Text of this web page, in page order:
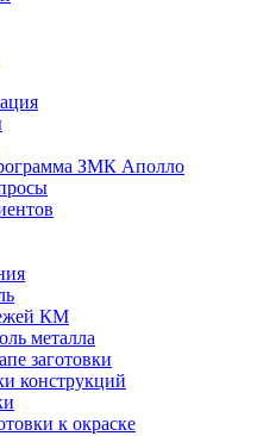
ЗМК Аполло
КМ
металла
заготовки
конструкций
к окраске